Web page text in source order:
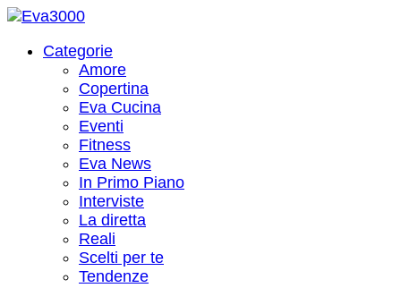
Categorie
Amore
Copertina
Eva Cucina
Eventi
Fitness
Eva News
In Primo Piano
Interviste
La diretta
Reali
Scelti per te
Tendenze